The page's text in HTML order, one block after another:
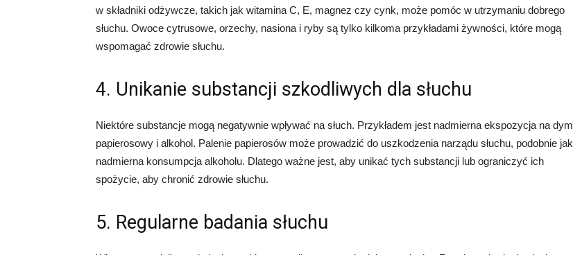
w składniki odżywcze, takich jak witamina C, E, magnez czy cynk, może pomóc w utrzymaniu dobrego
słuchu. Owoce cytrusowe, orzechy, nasiona i ryby są tylko kilkoma przykładami żywności, które mogą
wspomagać zdrowie słuchu.
4. Unikanie substancji szkodliwych dla słuchu
Niektóre substancje mogą negatywnie wpływać na słuch. Przykładem jest nadmierna ekspozycja na dym
papierosowy i alkohol. Palenie papierosów może prowadzić do uszkodzenia narządu słuchu, podobnie jak
nadmierna konsumpcja alkoholu. Dlatego ważne jest, aby unikać tych substancji lub ograniczyć ich
spożycie, aby chronić zdrowie słuchu.
5. Regularne badania słuchu